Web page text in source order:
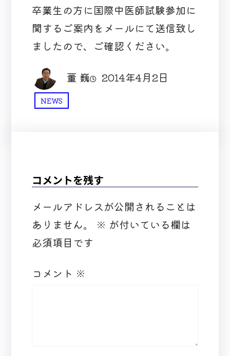
卒業生の方に国際中医師試験参加に
関するご案内をメールにて送信致し
ましたので、ご確認ください。
董 巍 2014年4月2日
NEWS
コメントを残す
メールアドレスが公開されることは
ありません。
※ が付いている欄は
必須項目です
コメント ※